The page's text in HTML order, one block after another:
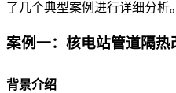
了几个典型案例进行详细分析。
案例一：核电站管道隔热
背景介绍